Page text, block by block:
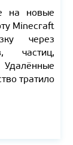
на новые
Minecraft
через
частиц,
тратило